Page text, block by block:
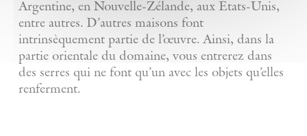
Argentine, en Nouvelle-Zélande, aux États-Unis,
entre autres. D’autres maisons font
intrinsèquement partie de l’œuvre. Ainsi, dans la
partie orientale du domaine, vous entrerez dans
des serres qui ne font qu’un avec les objets qu’elles
renferment.